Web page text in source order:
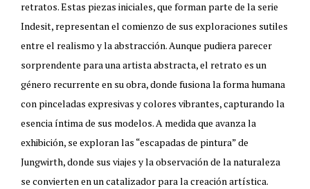
retratos. Estas piezas iniciales, que forman parte de la serie
Indesit, representan el comienzo de sus exploraciones sutiles
entre el realismo y la abstracción. Aunque pudiera parecer
sorprendente para una artista abstracta, el retrato es un
género recurrente en su obra, donde fusiona la forma humana
con pinceladas expresivas y colores vibrantes, capturando la
esencia íntima de sus modelos. A medida que avanza la
exhibición, se exploran las “escapadas de pintura” de
Jungwirth, donde sus viajes y la observación de la naturaleza
se convierten en un catalizador para la creación artística.